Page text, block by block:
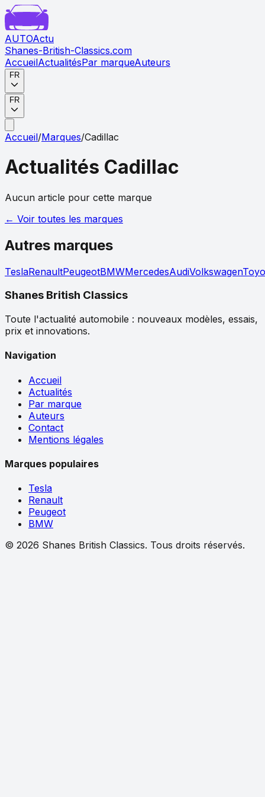
AUTOActu
Shanes-British-Classics.com
AccueilActualitésPar marqueAuteurs
FR
FR
Accueil/Marques/Cadillac
Actualités Cadillac
Aucun article pour cette marque
← Voir toutes les marques
Autres marques
TeslaRenaultPeugeotBMWMercedesAudiVolkswagen
Shanes British Classics
Toute l'actualité automobile : nouveaux modèles, essais,
prix et innovations.
Navigation
Accueil
Actualités
Par marque
Auteurs
Contact
Mentions légales
Marques populaires
Tesla
Renault
Peugeot
BMW
© 2026 Shanes British Classics. Tous droits réservés.